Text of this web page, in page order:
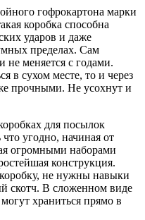
гофрокартона марки
коробка способна
ударов и даже
пределах. Сам
не меняется с годами.
в сухом месте, то и через
прочными. Не усохнут и
для посылок
угодно, начиная от
огромными наборами
конструкция.
не нужны навыки
скотч. В сложенном виде
храниться прямо в